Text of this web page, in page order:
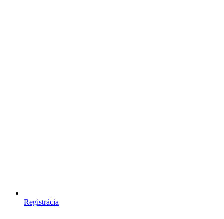
Registrácia